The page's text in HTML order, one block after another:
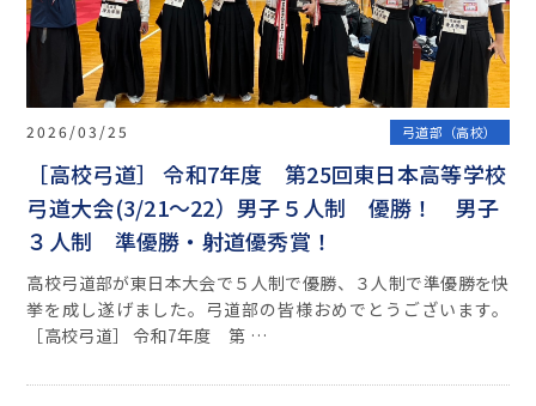
2026/03/25 弓道部（高校）
［高校弓道］ 令和7年度 第25回東日本高等学校
弓道大会(3/21～22）男子５人制 優勝！ 男子
３人制 準優勝・射道優秀賞！
高校弓道部が東日本大会で５人制で優勝、３人制で準優勝を快
挙を成し遂げました。弓道部の皆様おめでとうございます。
［高校弓道］ 令和7年度 第 …